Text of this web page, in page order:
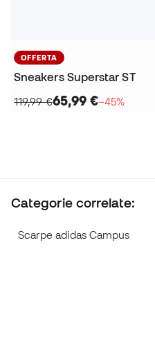
OFFERTA
Sneakers Superstar ST
119,99 €65,99 €−45%
Categorie correlate:
Scarpe adidas Campus